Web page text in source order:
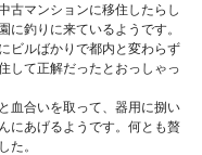
古マンションに移住したらし
に釣りに来ているようです。
ビルばかりで都内と変わらず
して正解だったとおっしゃっ
血合いを取って、器用に捌い
にあげるようです。何とも贅
た。